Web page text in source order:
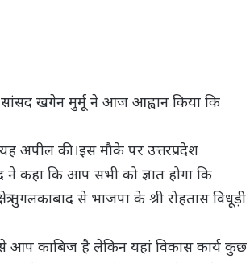
सांसद खगेन मुर्मू ने आज आह्वान किया कि
अपील की।इस मौके पर उत्तरप्रदेश
कहा कि आप सभी को ज्ञात होगा कि
तुगलकाबाद से भाजपा के श्री रोहतास विधूड़ी
आप काबिज है लेकिन यहां विकास कार्य कुछ